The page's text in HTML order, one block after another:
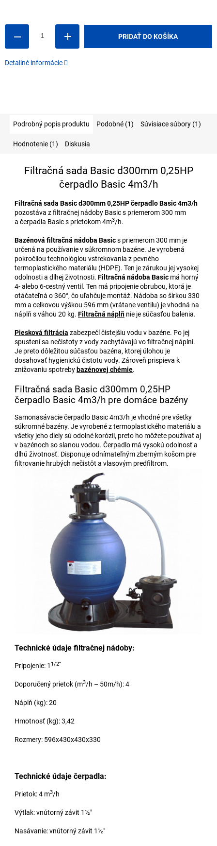
PRIDAŤ DO KOŠÍKA
Detailné informácie
Podrobný popis produktu Podobné (1) Súvisiace súbory (1)
Hodnotenie (1) Diskusia
Filtračná sada Basic d300mm 0,25HP
čerpadlo Basic 4m3/h
Filtračná sada Basic d300mm 0,25HP čerpadlo Basic 4m3/h
pozostáva z filtračnej nádoby Basic s priemerom 300 mm
a čerpadla Basic s prietokom 4m3/h.
Bazénová filtračná nádoba Basics priemerom 300 mm je
určená na používanie v súkromnom bazéne. Je vyrobená
pokročilou technológiou vstrekovania z pevného
termoplastického materiálu (HDPE). Ten je zárukou jej vysokej
odolnosti a dlhej životnosti. Filtračná nádoba Basic má horný
4- alebo 6-cestný ventil. Ten má pripojenie obrubou, ktorá je
otáčateľná o 360°, čo uľahčuje montáž. Nádoba so šírkou 330
mm a celkovou výškou 596 mm (vrátane ventilu) je vhodná na
náplň s váhou 20 kg. Filtračná náplň nie je súčasťou balenia.
Piesková filtrácia zabezpečí čistejšiu vodu v bazéne. Po jej
spustení sa nečistoty z vody zachytávajú vo filtračnej náplni.
Je preto dôležitou súčasťou bazéna, ktorej úlohou je
dosahovať hygienickú čistotu vody. Zároveň prispieva k
znižovaniu spotreby bazénovej chémie.
Filtračná sada Basic d300mm 0,25HP
čerpadlo Basic 4m3/h pre domáce bazény
Samonasávacie čerpadlo Basic 4m3/h je vhodné pre všetky
súkromné bazény. Je vyrobené z termoplastického materiálu a
všetky jeho diely sú odolné korózii, preto ho môžete používať aj
v bazénoch so slanou vodou. Čerpadlo má vysokú odolnosť a
dlhú životnosť. Disponuje odnímateľným zberným košom pre
filtrovanie hrubých nečistôt a vlasovým predfiltrom.
Technické údaje filtračnej nádoby:
Pripojenie: 1 1/2"
Doporučený prietok (m3/h – 50m/h): 4
Náplň (kg): 20
Hmotnosť (kg): 3,42
Rozmery: 596x430x430x330
Technické údaje čerpadla:
Prietok: 4 m3/h
Výtlak: vnútorný závit 1½"
Nasávanie: vnútorný závit 1½"